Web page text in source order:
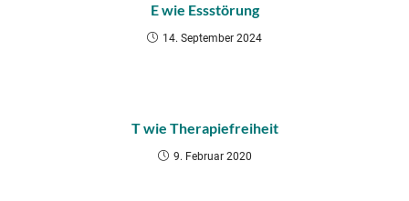
E wie Essstörung
14. September 2024
T wie Therapiefreiheit
9. Februar 2020